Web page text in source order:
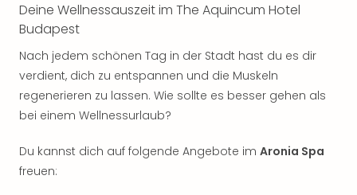
Deine Wellnessauszeit im The Aquincum Hotel
Budapest
Nach jedem schönen Tag in der Stadt hast du es dir
verdient, dich zu entspannen und die Muskeln
regenerieren zu lassen. Wie sollte es besser gehen als
bei einem Wellnessurlaub?
Du kannst dich auf folgende Angebote im Aronia Spa
freuen: